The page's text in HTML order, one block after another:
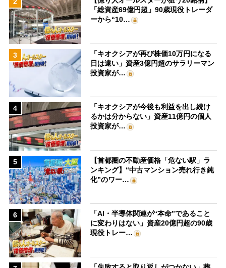
2
「総資産69億円超」90歳現役トレーダ
ーから“10…
3
「キオクシアが再び株価10万円になる
日は遠い」資産3億円超のサラリーマン
投資家が…
4
「キオクシアが今後も利益を出し続け
るかは分からない」資産11億円の個人
投資家が…
5
【首都圏の不動産価格「危ない駅」ラ
ンキング】“中古マンション売れ行き鈍
化”のワー…
6
「AI・半導体関連が“本命”であること
に変わりはない」資産20億円超の90歳
現役トレー…